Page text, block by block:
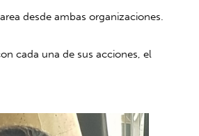
desde ambas organizaciones.
cada una de sus acciones, el